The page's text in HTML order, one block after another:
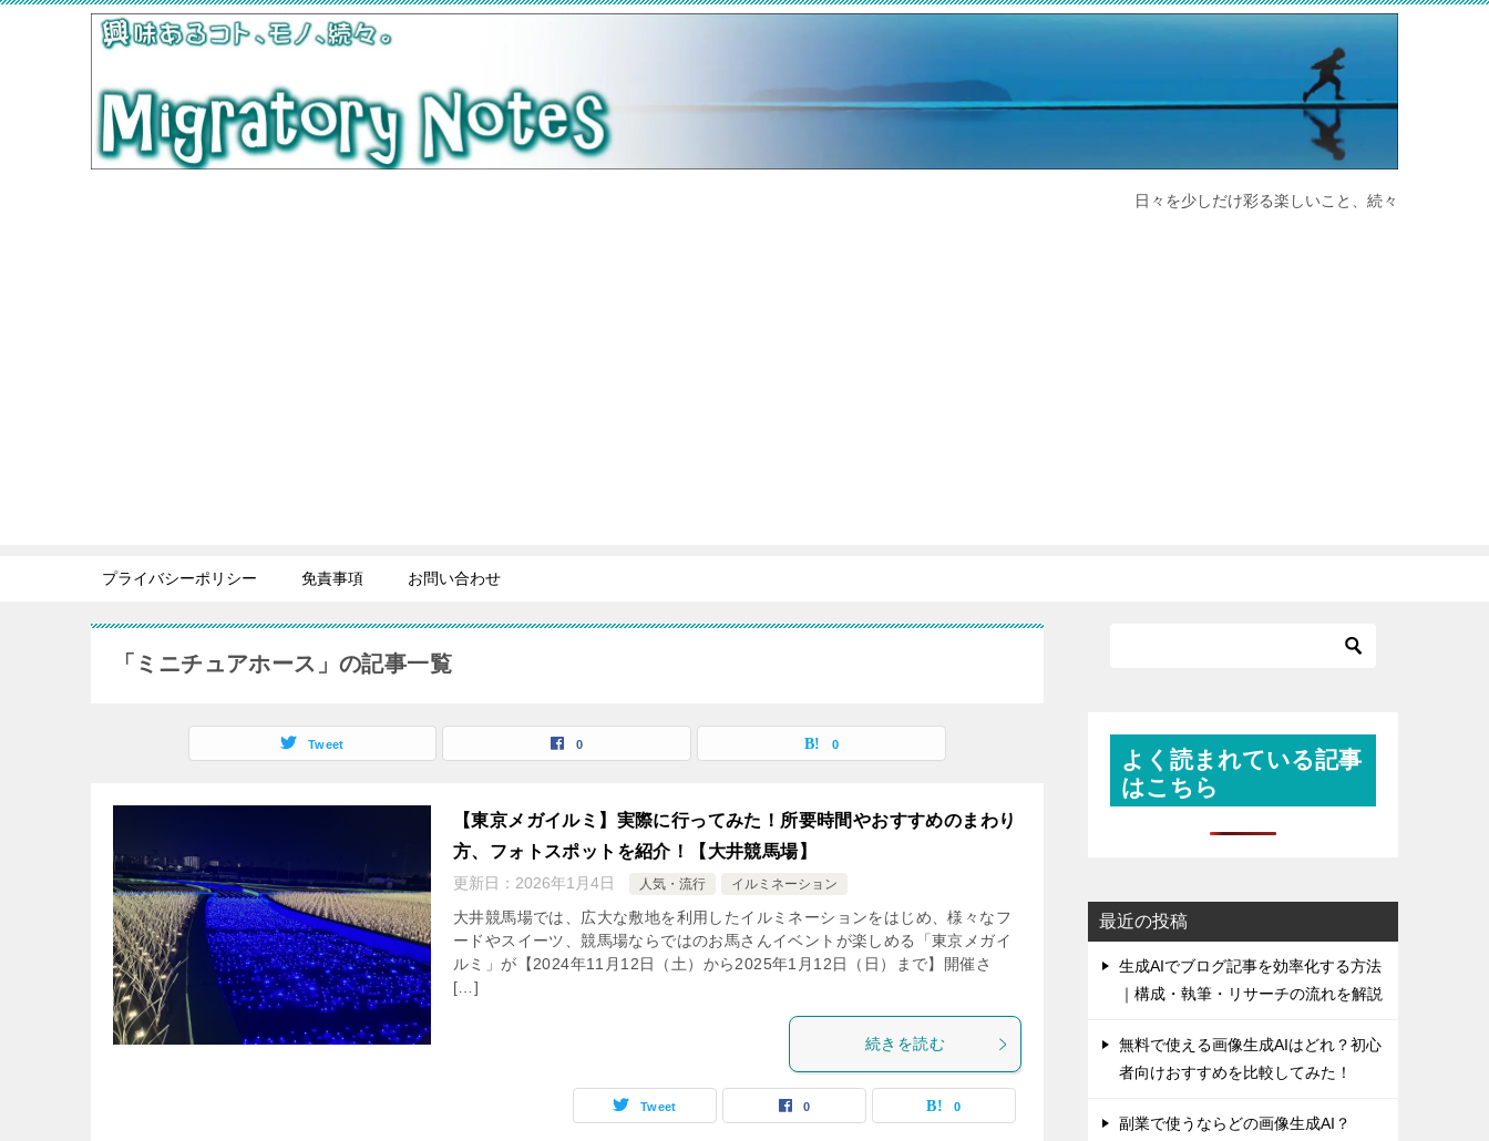
日々を少しだけ彩る楽しいこと、続々
プライバシーポリシー 免責事項 お問い合わせ
「ミニチュアホース」の記事一覧
Tweet 0 0
【東京メガイルミ】実際に行ってみた！所要時間やおすすめのまわり
方、フォトスポットを紹介！【大井競馬場】
更新日： 2026年1月4日 人気・流行 イルミネーション
大井競馬場では、広大な敷地を利用したイルミネーションをはじめ、様々なフ
ードやスイーツ、競馬場ならではのお馬さんイベントが楽しめる「東京メガイ
ルミ」が【2024年11月12日（土）から2025年1月12日（日）まで】開催さ
[…]
続きを読む
Tweet 0 0
よく読まれている記事
はこちら
最近の投稿
生成AIでブログ記事を効率化する方法
｜構成・執筆・リサーチの流れを解説
無料で使える画像生成AIはどれ？初心
者向けおすすめを比較してみた！
副業で使うならどの画像生成AI？